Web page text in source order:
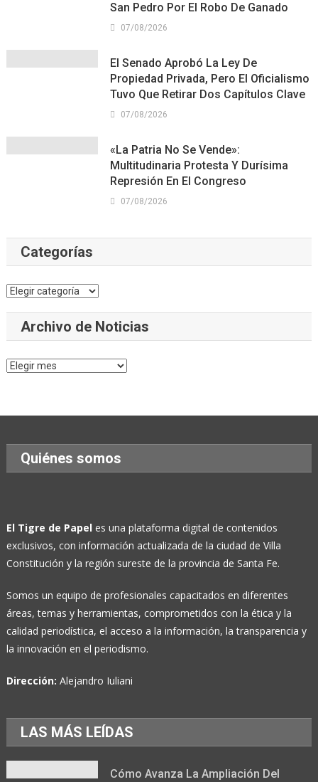
San Pedro Por El Robo De Ganado
07/08/2026
El Senado Aprobó La Ley De
Propiedad Privada, Pero El Oficialismo
Tuvo Que Retirar Dos Capítulos Clave
07/08/2026
«La Patria No Se Vende»:
Multitudinaria Protesta Y Durísima
Represión En El Congreso
07/08/2026
Categorías
Categorías
Archivo de Noticias
Archivo
Quiénes somos
El Tigre de Papel es una plataforma digital de contenidos
exclusivos, con información actualizada de la ciudad de Villa
Constitución y la región sureste de la provincia de Santa Fe.
Somos un equipo de profesionales capacitados en diferentes
áreas, temas y herramientas, comprometidos con la ética y la
calidad periodística, el acceso a la información, la transparencia y
la innovación en el periodismo.
Dirección:Alejandro Iuliani
LAS MÁS LEÍDAS
Cómo Avanza La Ampliación Del